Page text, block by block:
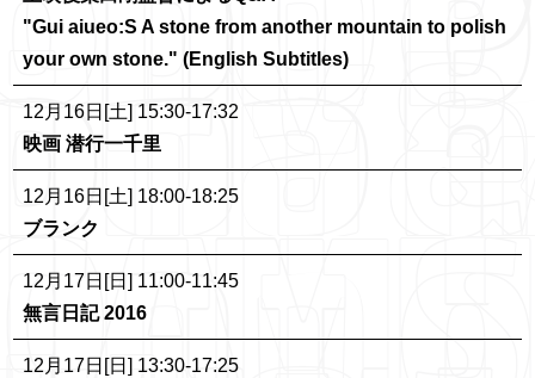
"Gui aiueo:S A stone from another mountain to polish
your own stone." (English Subtitles)
12月16日[土] 15:30-17:32
映画 潜行一千里
12月16日[土] 18:00-18:25
ブランク
12月17日[日] 11:00-11:45
無言日記 2016
12月17日[日] 13:30-17:25